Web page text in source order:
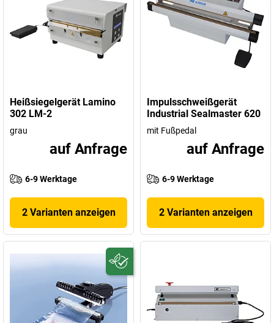
Heißsiegelgerät Lamino
302 LM-2
grau
auf Anfrage
6-9 Werktage
2 Varianten anzeigen
Impulsschweißgerät
Industrial Sealmaster 620
mit Fußpedal
auf Anfrage
6-9 Werktage
2 Varianten anzeigen